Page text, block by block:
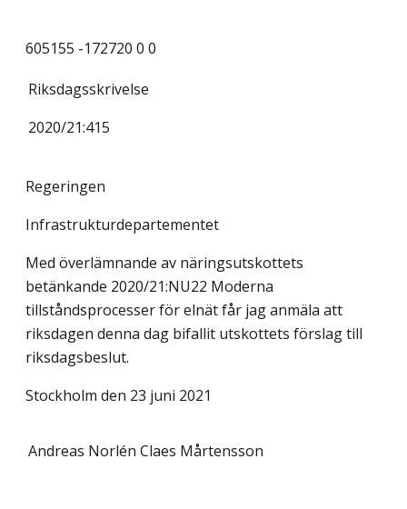
605155 -172720 0 0
Riksdagsskrivelse
2020/21:415
Regeringen
Infrastrukturdepartementet
Med överlämnande av näringsutskottets
betänkande 2020/21:NU22 Moderna
tillståndsprocesser för elnät får jag anmäla att
riksdagen denna dag bifallit utskottets förslag till
riksdagsbeslut.
Stockholm den 23 juni 2021
Andreas Norlén Claes Mårtensson